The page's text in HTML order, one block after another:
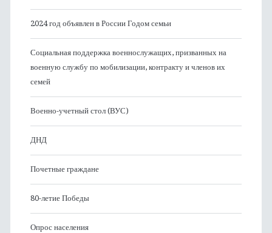
2024 год объявлен в России Годом семьи
Социальная поддержка военнослужащих, призванных на
военную службу по мобилизации, контракту и членов их
семей
Военно-учетный стол (ВУС)
ДНД
Почетные граждане
80-летие Победы
Опрос населения